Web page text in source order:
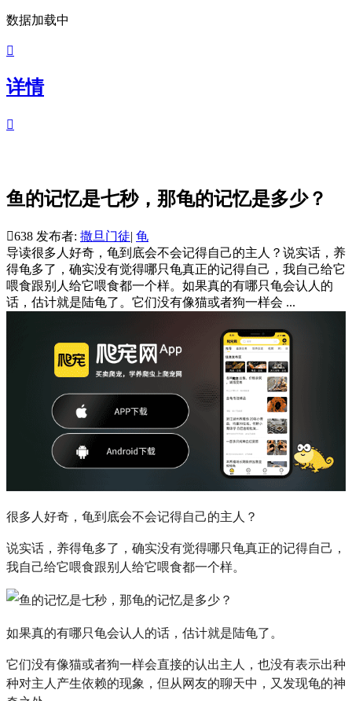
数据加载中

详情

鱼的记忆是七秒，那龟的记忆是多少？
638 发布者: 撒旦门徒| 龟
导读很多人好奇，龟到底会不会记得自己的主人？说实话，养
得龟多了，确实没有觉得哪只龟真正的记得自己，我自己给它
喂食跟别人给它喂食都一个样。如果真的有哪只龟会认人的
话，估计就是陆龟了。它们没有像猫或者狗一样会 ...
很多人好奇，龟到底会不会记得自己的主人？
说实话，养得龟多了，确实没有觉得哪只龟真正的记得自己，
我自己给它喂食跟别人给它喂食都一个样。
如果真的有哪只龟会认人的话，估计就是陆龟了。
它们没有像猫或者狗一样会直接的认出主人，也没有表示出种
种对主人产生依赖的现象，但从网友的聊天中，又发现龟的神